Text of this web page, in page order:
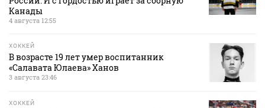
Канады
4 августа 12:55
ХОККЕЙ
В возрасте 19 лет умер воспитанник
«Салавата Юлаева» Ханов
3 августа 23:46
ХОККЕЙ